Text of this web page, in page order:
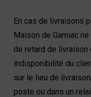
En cas de livraisons
Maison de Garniac
de retard de livraison
indisponibilité du
sur le lieu de
poste ou dans un